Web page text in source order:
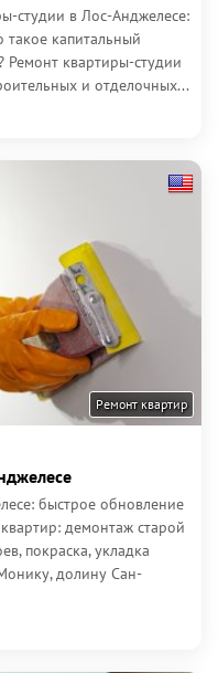
студии в Лос-Анджелесе:
такое капитальный
Ремонт квартиры-студии
и отделочных...
Ремонт квартир
быстрое обновление
демонтаж старой
покраска, укладка
долину Сан-